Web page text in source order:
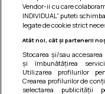
Un deliciu usor de
Vendor-ii cu care
INDIVIDUAL” puteti
legate de cookie strict
Atât noi, cât și partenerii
Stocarea și/sau
și îmbunătățirea
Utilizarea profilurilor
Crearea profilurilor de
selectarea publicității